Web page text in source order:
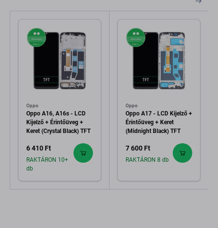
Oppo
Oppo A16, A16s - LCD
Kijelző + Érintőüveg +
Keret (Crystal Black) TFT
6 410 Ft
RAKTÁRON 10+
db
Oppo
Oppo A17 - LCD Kijelző +
Érintőüveg + Keret
(Midnight Black) TFT
7 600 Ft
RAKTÁRON 8 db